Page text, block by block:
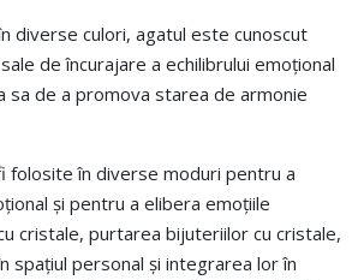
diverse culori, agatul este cunoscut
de încurajare a echilibrului emoțional
sa de a promova starea de armonie
folosite în diverse moduri pentru a
și pentru a elibera emoțiile
cristale, purtarea bijuteriilor cu cristale,
spațiul personal și integrarea lor în